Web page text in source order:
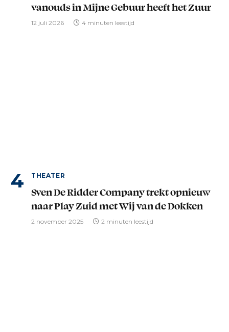
vanouds in Mijne Gebuur heeft het Zuur
12 juli 2026 4 minuten leestijd
THEATER
Sven De Ridder Company trekt opnieuw
naar Play Zuid met Wij van de Dokken
2 november 2025 2 minuten leestijd